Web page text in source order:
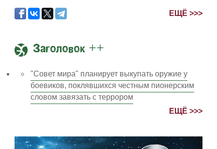
ЕЩЁ >>>
Заголовок ++
"Совет мира" планирует выкупать оружие у
боевиков, поклявшихся честным пионерским
словом завязать с террором
ЕЩЁ >>>